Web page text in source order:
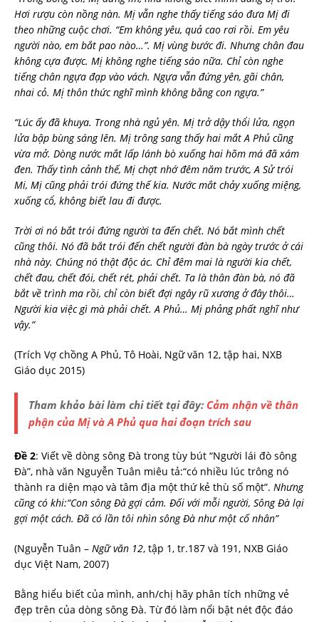
Hơi rượu còn nồng nàn. Mị vẫn nghe thấy tiếng sáo đưa Mị đi
theo những cuộc chơi. “Em không yêu, quả cao rơi rồi. Em yêu
người nào, em bắt pao nào…”. Mị vùng bước đi. Nhưng chân đau
không cựa được. Mị không nghe tiếng sáo nữa. Chỉ còn nghe
tiếng chân ngựa đạp vào vách. Ngựa vẫn đứng yên, gãi chân,
nhai cỏ. Mị thôn thức nghĩ mình không bằng con ngựa.”
“Lúc ấy đã khuya. Trong nhà ngủ yên. Mị trở dậy thổi lửa, ngọn
lửa bập bùng sáng lên. Mị trông sang thấy hai mắt A Phủ cũng
vừa mở. Dòng nước mắt lấp lánh bò xuống hai hõm má đã xám
đen. Thấy tình cảnh thế, Mị chợt nhớ đêm năm trước, A Sử trói
Mi, Mị cũng phải trói đứng thế kia. Nước mắt chảy xuống miệng,
xuống cổ, không biết lau đi được.
Trời ơi nó bắt trói đứng người ta đến chết. Nó bắt mình chết
cũng thôi. Nó đã bắt trói đến chết người đàn bà ngày trước ở cái
nhà này. Chúng nó thật độc ác. Chỉ đêm mai là người kia chết,
chết đau, chết đói, chết rét, phải chết. Ta là thân đàn bà, nó đã
bắt về trình ma rồi, chỉ còn biết đợi ngây rũ xương ở đây thôi…
Người kia việc gì mà phải chết. A Phủ… Mị phảng phất nghĩ như
vậy.”
(Trích Vợ chồng A Phủ, Tô Hoài, Ngữ văn 12, tập hai, NXB
Giáo dục 2015)
Tham khảo bài làm chi tiết tại đây: Cảm nhận về thân
phận của Mị và A Phủ qua hai đoạn trích sau
Đề 2: Viết về dòng sông Đà trong tùy bút “Người lái đò sông
Đà”, nhà văn Nguyễn Tuân miêu tả:“có nhiều lúc trông nó
thành ra diện mạo và tâm địa một thứ kẻ thù số một”. Nhưng
cũng có khi:“Con sông Đà gợi cảm. Đối với mỗi người, Sông Đà lại
gợi một cách. Đã có lần tôi nhìn sông Đà như một cố nhân”
(Nguyễn Tuân – Ngữ văn 12, tập 1, tr.187 và 191, NXB Giáo
dục Việt Nam, 2007)
Bằng hiểu biết của mình, anh/chị hãy phân tích những vẻ
đẹp trên của dòng sông Đà. Từ đó làm nổi bật nét độc đáo